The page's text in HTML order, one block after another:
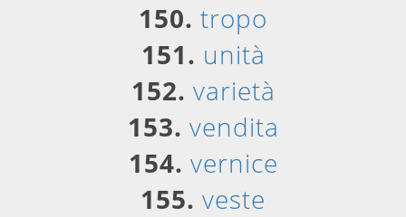
150. tropo
151. unità
152. varietà
153. vendita
154. vernice
155. veste